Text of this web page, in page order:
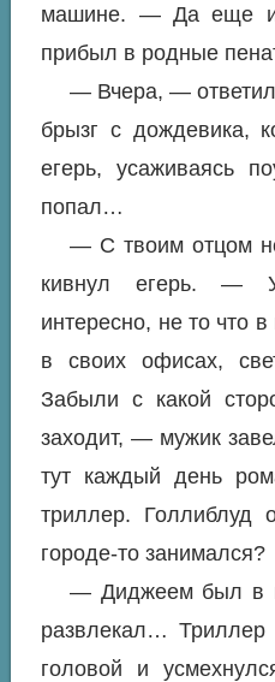
машине. — Да еще и
прибыл в родные
— Вчера, —
брызг с дождевика,
егерь, усаживаясь
попал…
— С твоим отцом
кивнул егерь. —
интересно, не то что
в своих офисах,
Забыли с какой
заходит, — мужик
тут каждый день
триллер.
городе-то занимался?
— Диджеем был в
развлекал…
головой и